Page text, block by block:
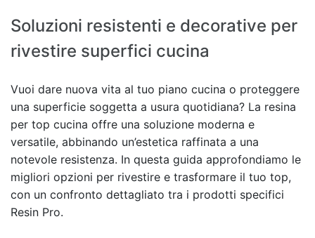
Soluzioni resistenti e decorative per
rivestire superfici cucina
Vuoi dare nuova vita al tuo piano cucina o proteggere
una superficie soggetta a usura quotidiana? La resina
per top cucina offre una soluzione moderna e
versatile, abbinando un’estetica raffinata a una
notevole resistenza. In questa guida approfondiamo le
migliori opzioni per rivestire e trasformare il tuo top,
con un confronto dettagliato tra i prodotti specifici
Resin Pro.